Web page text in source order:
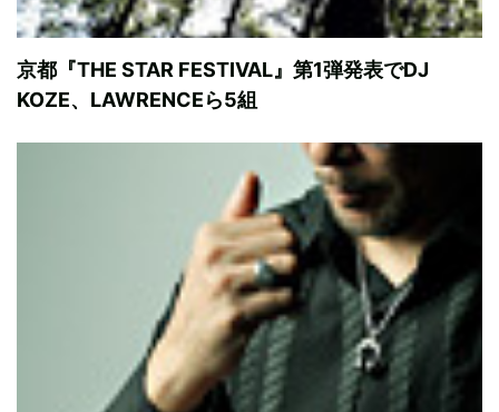
京都『THE STAR FESTIVAL』第1弾発表でDJ
KOZE、LAWRENCEら5組